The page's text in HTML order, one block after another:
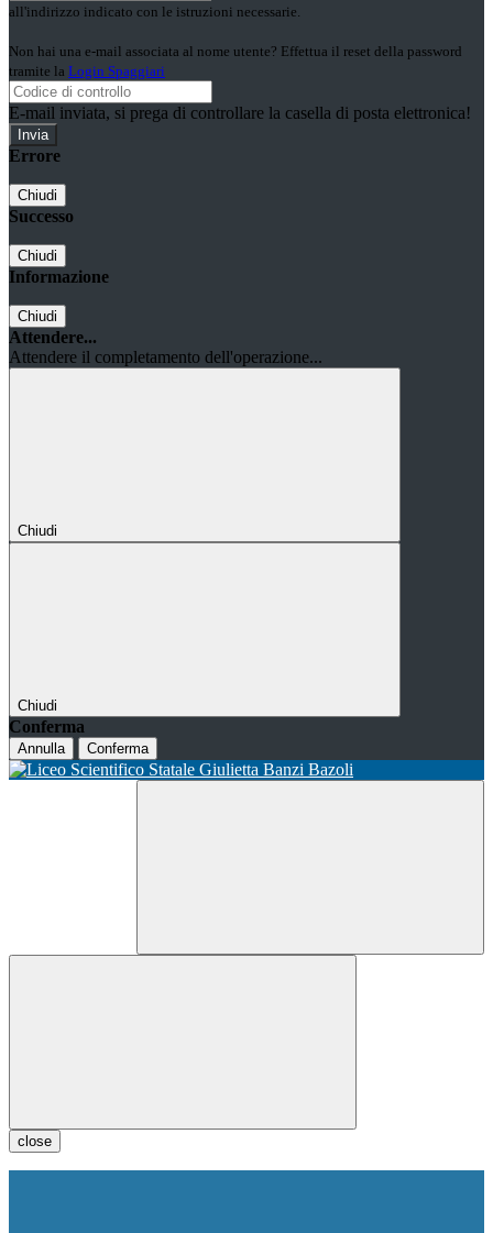
all'indirizzo indicato con le istruzioni necessarie.
Non hai una e-mail associata al nome utente? Effettua il reset della password
tramite la Login Spaggiari
E-mail inviata, si prega di controllare la casella di posta elettronica!
Errore
Chiudi
Successo
Chiudi
Informazione
Chiudi
Attendere...
Attendere il completamento dell'operazione...
Chiudi
Chiudi
Conferma
Annulla Conferma
close